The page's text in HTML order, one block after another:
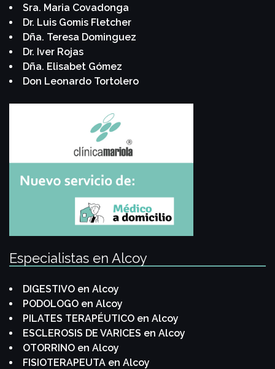
Sra. Maria Covadonga
Dr. Luis Gomis Fletcher
Dña. Teresa Dominguez
Dr. Iver Rojas
Dña. Elisabet Gómez
Don Leonardo Tortolero
Especialistas en Alcoy
DIGESTIVO en Alcoy
PODOLOGO en Alcoy
PILATES TERAPÉUTICO en Alcoy
ESCLEROSIS DE VARICES en Alcoy
OTORRINO en Alcoy
FISIOTERAPEUTA en Alcoy